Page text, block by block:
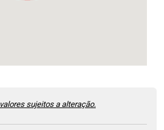
valores sujeitos a alteração.